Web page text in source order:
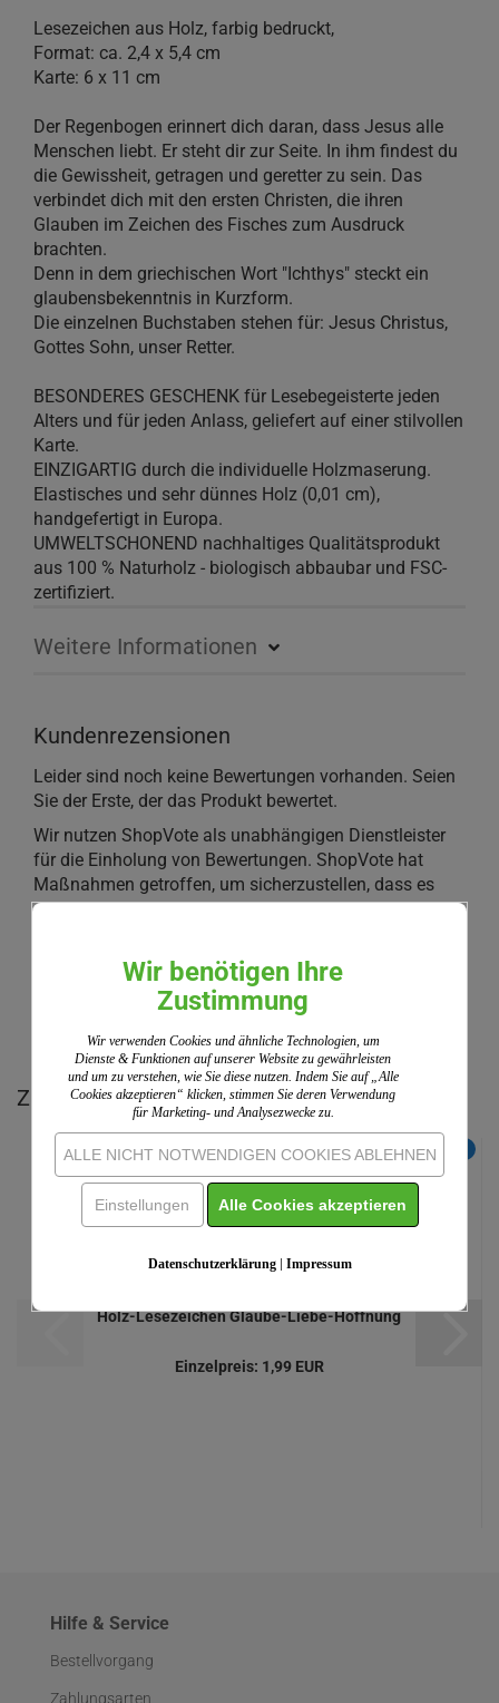
Lesezeichen aus Holz, farbig bedruckt,
Format: ca. 2,4 x 5,4 cm
Karte: 6 x 11 cm
Der Regenbogen erinnert dich daran, dass Jesus alle
Menschen liebt. Er steht dir zur Seite. In ihm findest du
die Gewissheit, getragen und geretter zu sein. Das
verbindet dich mit den ersten Christen, die ihren
Glauben im Zeichen des Fisches zum Ausdruck
brachten.
Denn in dem griechischen Wort "Ichthys" steckt ein
glaubensbekenntnis in Kurzform.
Die einzelnen Buchstaben stehen für: Jesus Christus,
Gottes Sohn, unser Retter.
BESONDERES GESCHENK für Lesebegeisterte jeden
Alters und für jeden Anlass, geliefert auf einer stilvollen
Karte.
EINZIGARTIG durch die individuelle Holzmaserung.
Elastisches und sehr dünnes Holz (0,01 cm),
handgefertigt in Europa.
UMWELTSCHONEND nachhaltiges Qualitätsprodukt
aus 100 % Naturholz - biologisch abbaubar und FSC-
zertifiziert.
Weitere Informationen
Kundenrezensionen
Leider sind noch keine Bewertungen vorhanden. Seien
Sie der Erste, der das Produkt bewertet.
Wir nutzen ShopVote als unabhängigen Dienstleister
für die Einholung von Bewertungen. ShopVote hat
Maßnahmen getroffen, um sicherzustellen, dass es
sich um echte Bewertungen handelt.Mehr
IHRE MEINUNG
Zu diesem Produkt empfehlen wir Ihnen:
Holz-Lesezeichen Glaube-Liebe-Hoffnung
Einzelpreis: 1,99 EUR
Hilfe & Service
Bestellvorgang
Zahlungsarten
Wir benötigen Ihre
Zustimmung
Wir verwenden Cookies und ähnliche Technologien, um
Dienste & Funktionen auf unserer Website zu gewährleisten
und um zu verstehen, wie Sie diese nutzen. Indem Sie auf „Alle
Cookies akzeptieren“ klicken, stimmen Sie deren Verwendung
für Marketing- und Analysezwecke zu.
ALLE NICHT NOTWENDIGEN COOKIES ABLEHNEN
Einstellungen Alle Cookies akzeptieren
Datenschutzerklärung| Impressum